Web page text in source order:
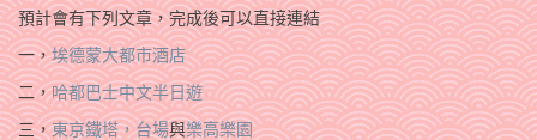
預計會有下列文章，完成後可以直接連結
一，埃德蒙大都市酒店
二，哈都巴士中文半日遊
三，東京鐵塔，台場與樂高樂園